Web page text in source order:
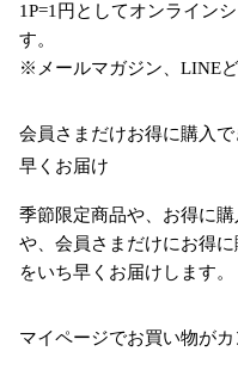
1P=1円としてオンライン
す。
※メールマガジン、LINE
会員さまだけお得に購入
早くお届け
季節限定商品や、お得に
や、会員さまだけにお得
をいち早くお届けします。
マイページでお買い物がカ